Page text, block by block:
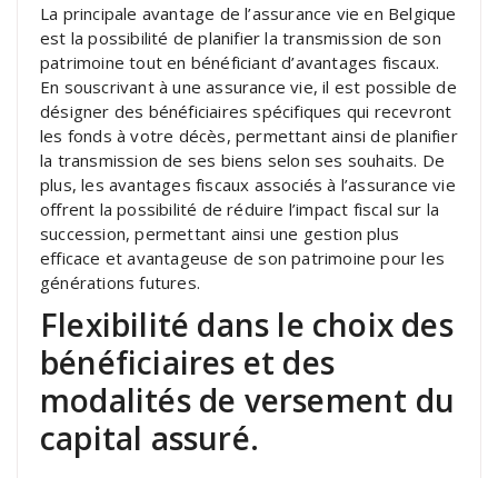
La principale avantage de l’assurance vie en Belgique
est la possibilité de planifier la transmission de son
patrimoine tout en bénéficiant d’avantages fiscaux.
En souscrivant à une assurance vie, il est possible de
désigner des bénéficiaires spécifiques qui recevront
les fonds à votre décès, permettant ainsi de planifier
la transmission de ses biens selon ses souhaits. De
plus, les avantages fiscaux associés à l’assurance vie
offrent la possibilité de réduire l’impact fiscal sur la
succession, permettant ainsi une gestion plus
efficace et avantageuse de son patrimoine pour les
générations futures.
Flexibilité dans le choix des
bénéficiaires et des
modalités de versement du
capital assuré.